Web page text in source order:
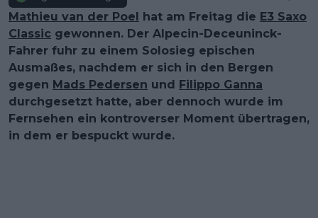
Mathieu van der Poel hat am Freitag die E3 Saxo
Classic gewonnen. Der Alpecin-Deceuninck-
Fahrer fuhr zu einem Solosieg epischen
Ausmaßes, nachdem er sich in den Bergen
gegen Mads Pedersen und Filippo Ganna
durchgesetzt hatte, aber dennoch wurde im
Fernsehen ein kontroverser Moment übertragen,
in dem er bespuckt wurde.